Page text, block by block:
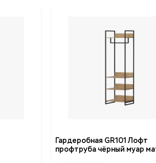
Гардеробная GR101 Лофт
профтруба чёрный муар